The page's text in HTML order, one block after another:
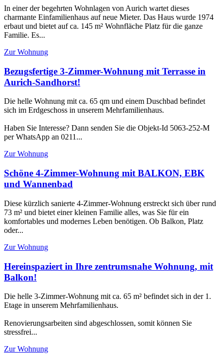
In einer der begehrten Wohnlagen von Aurich wartet dieses
charmante Einfamilienhaus auf neue Mieter. Das Haus wurde 1974
erbaut und bietet auf ca. 145 m² Wohnfläche Platz für die ganze
Familie. Es...
Zur Wohnung
Bezugsfertige 3-Zimmer-Wohnung mit Terrasse in
Aurich-Sandhorst!
Die helle Wohnung mit ca. 65 qm und einem Duschbad befindet
sich im Erdgeschoss in unserem Mehrfamilienhaus.
Haben Sie Interesse? Dann senden Sie die Objekt-Id 5063-252-M
per WhatsApp an 0211...
Zur Wohnung
Schöne 4-Zimmer-Wohnung mit BALKON, EBK
und Wannenbad
Diese kürzlich sanierte 4-Zimmer-Wohnung erstreckt sich über rund
73 m² und bietet einer kleinen Familie alles, was Sie für ein
komfortables und modernes Leben benötigen. Ob Balkon, Platz
oder...
Zur Wohnung
Hereinspaziert in Ihre zentrumsnahe Wohnung, mit
Balkon!
Die helle 3-Zimmer-Wohnung mit ca. 65 m² befindet sich in der 1.
Etage in unserem Mehrfamilienhaus.
Renovierungsarbeiten sind abgeschlossen, somit können Sie
stressfrei...
Zur Wohnung